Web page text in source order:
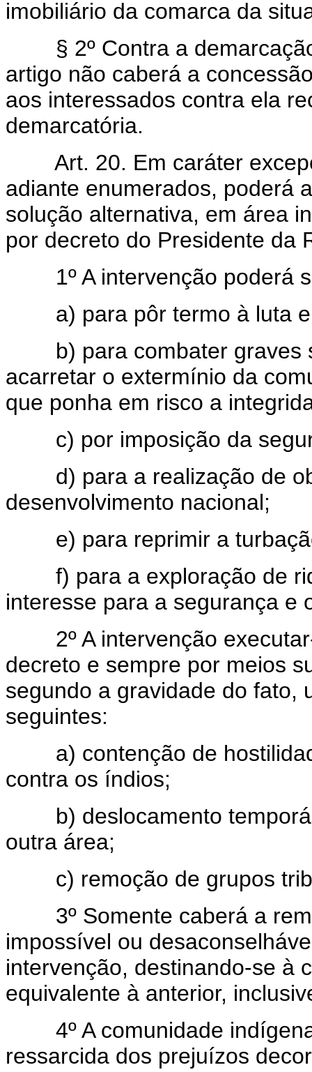
imobiliário da comarca da
§ 2º Contra a demarcação
artigo não caberá a
aos interessados contra ela
demarcatória.
Art. 20. Em caráter
adiante enumerados, poderá
solução alternativa, em área
por decreto do Presidente da
1º A intervenção poderá
a) para pôr termo à luta
b) para combater graves
acarretar o extermínio da
que ponha em risco a
c) por imposição da
d) para a realização de
desenvolvimento nacional;
e) para reprimir a
f) para a exploração de
interesse para a segurança e
2º A intervenção executar-
decreto e sempre por meios
segundo a gravidade do fato,
seguintes:
a) contenção de
contra os índios;
b) deslocamento
outra área;
c) remoção de grupos
3º Somente caberá a
impossível ou
intervenção, destinando-se à
equivalente à anterior,
4º A comunidade
ressarcida dos prejuízos